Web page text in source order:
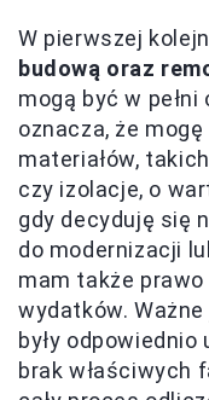
W pierwszej
budową oraz
mogą być w
oznacza, że
materiałów,
czy izolacje, o
gdy decyduję się
do modernizacji
mam także
wydatków.
były
brak właściwych